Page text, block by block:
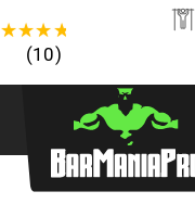
★★★★
(10)